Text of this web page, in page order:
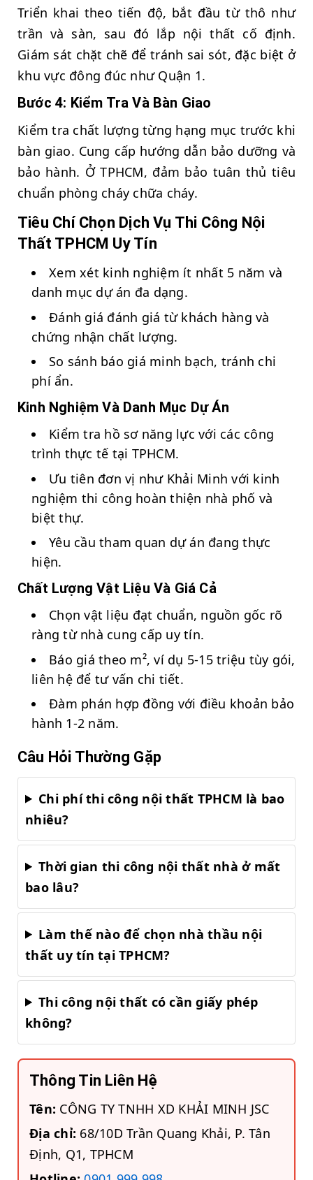
Triển khai theo tiến độ, bắt đầu từ thô như
trần và sàn, sau đó lắp nội thất cố định.
Giám sát chặt chẽ để tránh sai sót, đặc biệt ở
khu vực đông đúc như Quận 1.
Bước 4: Kiểm Tra Và Bàn Giao
Kiểm tra chất lượng từng hạng mục trước khi
bàn giao. Cung cấp hướng dẫn bảo dưỡng và
bảo hành. Ở TPHCM, đảm bảo tuân thủ tiêu
chuẩn phòng cháy chữa cháy.
Tiêu Chí Chọn Dịch Vụ Thi Công Nội
Thất TPHCM Uy Tín
Xem xét kinh nghiệm ít nhất 5 năm và
danh mục dự án đa dạng.
Đánh giá đánh giá từ khách hàng và
chứng nhận chất lượng.
So sánh báo giá minh bạch, tránh chi
phí ẩn.
Kinh Nghiệm Và Danh Mục Dự Án
Kiểm tra hồ sơ năng lực với các công
trình thực tế tại TPHCM.
Ưu tiên đơn vị như Khải Minh với kinh
nghiệm thi công hoàn thiện nhà phố và
biệt thự.
Yêu cầu tham quan dự án đang thực
hiện.
Chất Lượng Vật Liệu Và Giá Cả
Chọn vật liệu đạt chuẩn, nguồn gốc rõ
ràng từ nhà cung cấp uy tín.
Báo giá theo m², ví dụ 5-15 triệu tùy gói,
liên hệ để tư vấn chi tiết.
Đàm phán hợp đồng với điều khoản bảo
hành 1-2 năm.
Câu Hỏi Thường Gặp
Chi phí thi công nội thất TPHCM là bao
nhiêu?
Thời gian thi công nội thất nhà ở mất
bao lâu?
Làm thế nào để chọn nhà thầu nội
thất uy tín tại TPHCM?
Thi công nội thất có cần giấy phép
không?
Thông Tin Liên Hệ
Tên: CÔNG TY TNHH XD KHẢI MINH JSC
Địa chỉ: 68/10D Trần Quang Khải, P. Tân
Định, Q1, TPHCM